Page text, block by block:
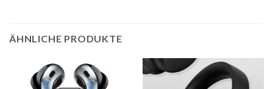
ÄHNLICHE PRODUKTE